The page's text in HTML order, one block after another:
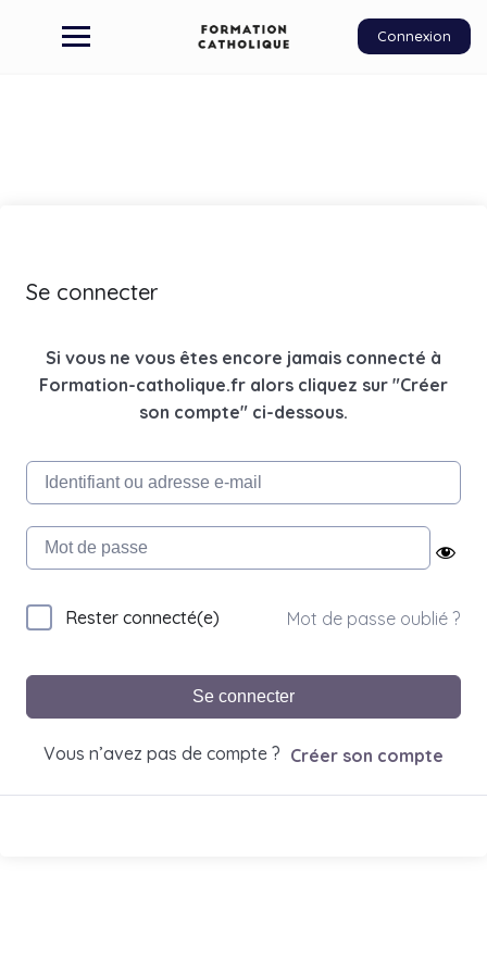
Connexion
Se connecter
Si vous ne vous êtes encore jamais connecté à
Formation-catholique.fr alors cliquez sur "Créer
son compte" ci-dessous.
Rester connecté(e) Mot de passe oublié ?
Se connecter
Vous n’avez pas de compte ? Créer son compte